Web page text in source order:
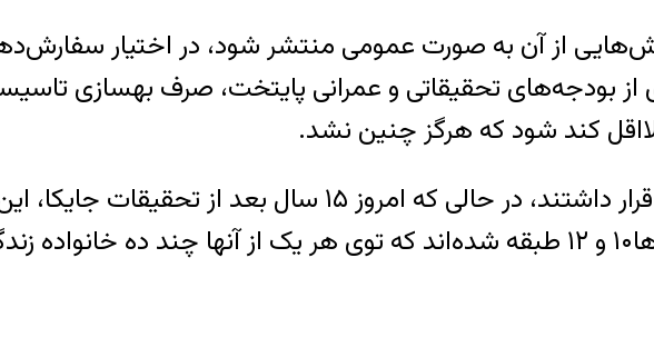
از آن به صورت عمومی منتشر شود، در اختیار
از بودجه‌های تحقیقاتی و عمرانی پایتخت، صرف بهسازی
کند شود که هرگز چنین نشد.
در سال ۱۳۷۹، تنها ۹۰۰ هزار واحد مسکونی روی گسل قرار داشتند، در حالی که